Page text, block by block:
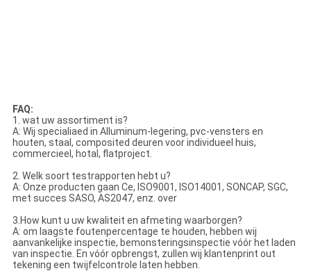
FAQ:
1. wat uw assortiment is?
A: Wij specialiaed in Alluminum-legering, pvc-vensters en
houten, staal, composited deuren voor individueel huis,
commercieel, hotal, flatproject.
2. Welk soort testrapporten hebt u?
A: Onze producten gaan Ce, ISO9001, ISO14001, SONCAP, SGC,
met succes SASO, AS2047, enz. over
3.How kunt u uw kwaliteit en afmeting waarborgen?
A: om laagste foutenpercentage te houden, hebben wij
aanvankelijke inspectie, bemonsteringsinspectie vóór het laden
van inspectie. En vóór opbrengst, zullen wij klantenprint out
tekening een twijfelcontrole laten hebben.